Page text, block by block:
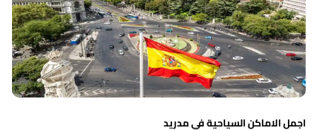
الاماكن السياحية في مدريد